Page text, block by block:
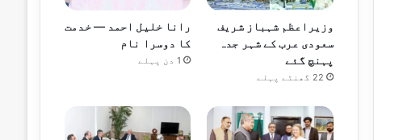
وزیراعظم شہباز شریف
سعودی عرب کے شہر جدہ
پہنچ گئے
22 گھنٹے پہلے
رانا خلیل احمد — خدمت
کا دوسرا نام
1 دن پہلے